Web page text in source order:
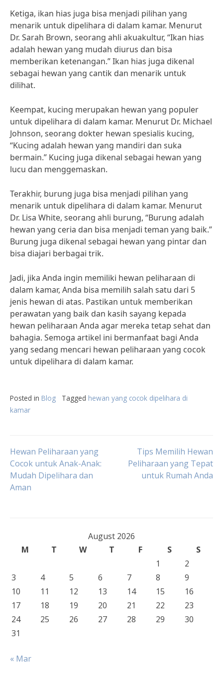
Ketiga, ikan hias juga bisa menjadi pilihan yang
menarik untuk dipelihara di dalam kamar. Menurut
Dr. Sarah Brown, seorang ahli akuakultur, “Ikan hias
adalah hewan yang mudah diurus dan bisa
memberikan ketenangan.” Ikan hias juga dikenal
sebagai hewan yang cantik dan menarik untuk
dilihat.
Keempat, kucing merupakan hewan yang populer
untuk dipelihara di dalam kamar. Menurut Dr. Michael
Johnson, seorang dokter hewan spesialis kucing,
“Kucing adalah hewan yang mandiri dan suka
bermain.” Kucing juga dikenal sebagai hewan yang
lucu dan menggemaskan.
Terakhir, burung juga bisa menjadi pilihan yang
menarik untuk dipelihara di dalam kamar. Menurut
Dr. Lisa White, seorang ahli burung, “Burung adalah
hewan yang ceria dan bisa menjadi teman yang baik.”
Burung juga dikenal sebagai hewan yang pintar dan
bisa diajari berbagai trik.
Jadi, jika Anda ingin memiliki hewan peliharaan di
dalam kamar, Anda bisa memilih salah satu dari 5
jenis hewan di atas. Pastikan untuk memberikan
perawatan yang baik dan kasih sayang kepada
hewan peliharaan Anda agar mereka tetap sehat dan
bahagia. Semoga artikel ini bermanfaat bagi Anda
yang sedang mencari hewan peliharaan yang cocok
untuk dipelihara di dalam kamar.
Posted in Blog Tagged hewan yang cocok dipelihara di
kamar
Post
navigation
Hewan Peliharaan yang
Cocok untuk Anak-Anak:
Mudah Dipelihara dan
Aman
Tips Memilih Hewan
Peliharaan yang Tepat
untuk Rumah Anda
August 2026
M
T W T F S
S
1
2
3
4 5 6 7 8
9
10
11 12 13 14 15
16
17
18 19 20 21 22
23
24
25 26 27 28 29
30
31
« Mar